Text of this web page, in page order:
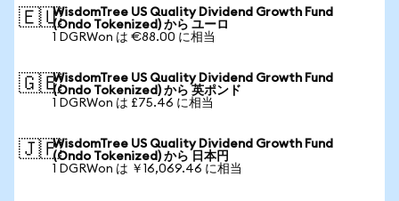
🇪🇺WisdomTree US Quality Dividend Growth Fund
(Ondo Tokenized) から ユーロ
1 DGRWon は €88.00 に相当
🇬🇧WisdomTree US Quality Dividend Growth Fund
(Ondo Tokenized) から 英ポンド
1 DGRWon は £75.46 に相当
🇯🇵WisdomTree US Quality Dividend Growth Fund
(Ondo Tokenized) から 日本円
1 DGRWon は ￥16,069.46 に相当